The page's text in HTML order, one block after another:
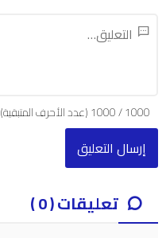
1000
/
1000(عدد الأحرف المتبقية)
تعليقات ( 0 )